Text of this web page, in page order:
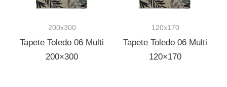
200x300
Tapete Toledo 06 Multi
200×300
120x170
Tapete Toledo 06 Multi
120×170